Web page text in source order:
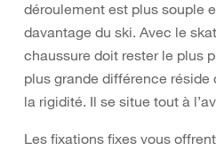
déroulement est plus souple
davantage du ski. Avec le
chaussure doit rester le plus
plus grande différence réside
la rigidité. Il se situe tout à
Les fixations fixes vous